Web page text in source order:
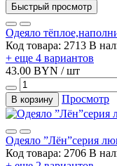
Быстрый просмотр
Одеяло
Код товара: 2713 В
+ еще 4 вариантов
43.00 BYN / шт
В корзину Просмотр
Одеяло ”Лён”серия
Код товара: 2706 В